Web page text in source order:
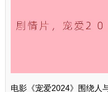
电影《宠爱2024》围绕人